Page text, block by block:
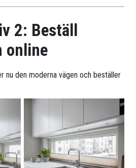
2: Beställ
online
nu den moderna vägen och beställer